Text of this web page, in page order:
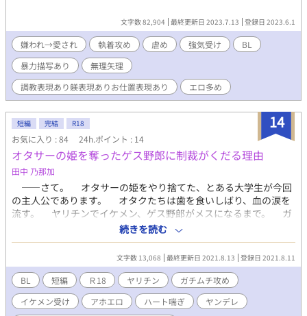
文字数 82,904 最終更新日 2023.7.13 登録日 2023.6.1
嫌われ→愛され 執着攻め 虐め 強気受け
BL
暴力描写あり
無理矢理
調教表現あり躾表現ありお仕置表現あり
エロ多め
14
短編 完結 R18
お気に入り : 84 24h.ポイント : 14
オタサーの姫を奪ったゲス野郎に制裁がくだる理由
田中 乃那加
――さて。 オタサーの姫をやり捨てた、とある大学生が今回
の主人公であります。 オタクたちは歯を食いしばり、血の涙を
流す。 ヤリチンでイケメン、ゲス野郎がメスになるまで。 ガ
チムチ×イケメン の、アホでエロな話。 性癖でしかない
よ……ストーリー？ そんなものはうちにはない……
続きを読む
文字数 13,068 最終更新日 2021.8.13 登録日 2021.8.11
BL 短編 Ｒ18 ヤリチン
ガチムチ攻め
イケメン受け
アホエロ ハート喘ぎ
ヤンデレ